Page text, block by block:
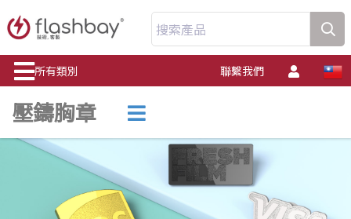
搜索產品
所有類別 聯繫我們
壓鑄胸章